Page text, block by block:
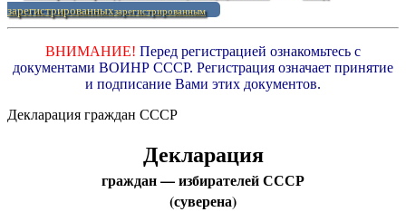
зарегистрированныхзарегистрированным
ВНИМАНИЕ! Перед регистрацией ознакомьтесь с
документами ВОИНР СССР. Регистрация означает принятие
и подписание Вами этих документов.
Декларация граждан СССР
Декларация
граждан — избирателей СССР
(суверена)